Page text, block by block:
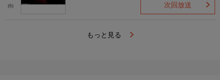
(6) 次回放送
もっと見る